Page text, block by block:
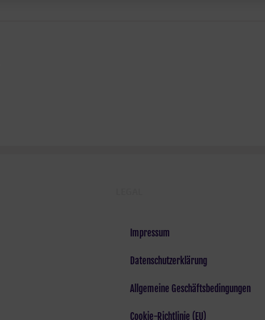
Impressum
Datenschutzerklärung
Allgemeine Geschäftsbedingungen
Cookie-Richtlinie (EU)